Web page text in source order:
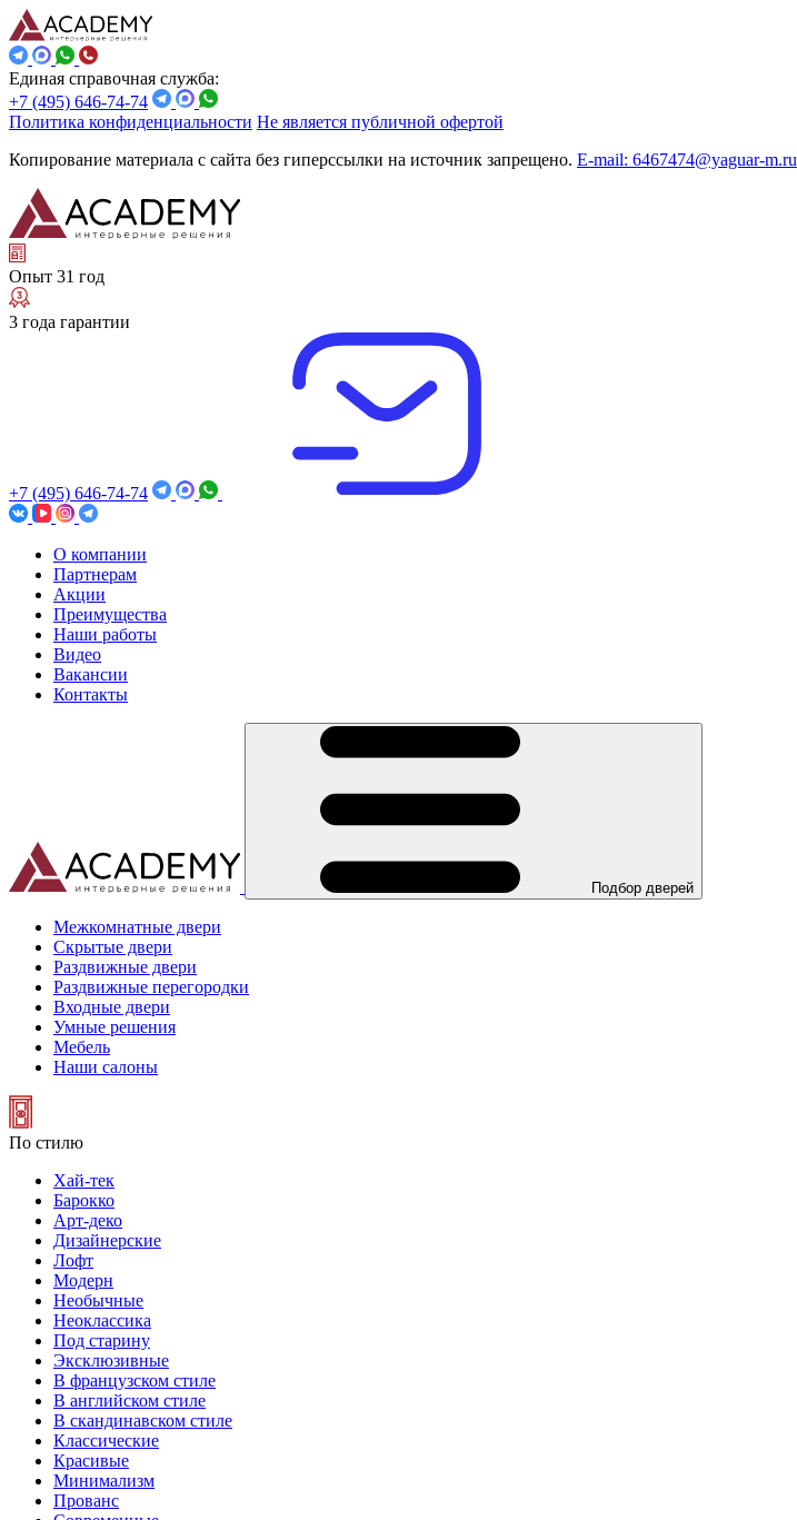
Единая справочная служба:
+7 (495) 646-74-74
Политика конфиденциальности Не является публичной офертой
Копирование материала с сайта без гиперссылки на источник запрещено. E-mail: 6467474@yaguar-m.ru
Опыт 31 год
3 года гарантии
+7 (495) 646-74-74
О компании
Партнерам
Акции
Преимущества
Наши работы
Видео
Вакансии
Контакты
Подбор дверей
Межкомнатные двери
Скрытые двери
Раздвижные двери
Раздвижные перегородки
Входные двери
Умные решения
Мебель
Наши салоны
По стилю
Хай-тек
Барокко
Арт-деко
Дизайнерские
Лофт
Модерн
Необычные
Неоклассика
Под старину
Эксклюзивные
В французском стиле
В английском стиле
В скандинавском стиле
Классические
Красивые
Минимализм
Прованс